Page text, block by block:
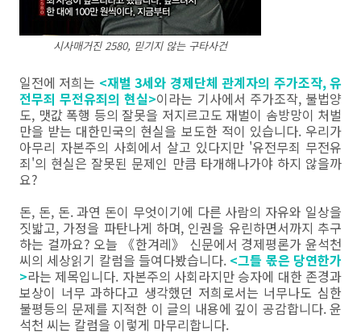
시사매거진 2580, 믿기지 않는 구타사건
일전에 저희는 <재벌 3세와 경제단체 관계자의 주가조작, 유
전무죄 무전유죄의 현실>이라는 기사에서 주가조작, 불법양
도, 맷값 폭행 등의 잘못을 저지르고도 재벌이 솜방망이 처벌
만을 받는 대한민국의 현실을 보도한 적이 있습니다. 우리가
아무리 자본주의 사회에서 살고 있다지만 '유전무죄 무전유
죄'의 현실은 잘못된 문제인 만큼 타개해나가야 하지 않을까
요?
돈, 돈, 돈. 과연 돈이 무엇이기에 다른 사람의 자유와 일상을
짓밟고, 가정을 파탄나게 하며, 인권을 유린하면서까지 추구
하는 걸까요? 오늘 《한겨레》 신문에서 경제평론가 윤석천
씨의 세상읽기 칼럼을 들여다봤습니다. <그들 몫은 당연한가
>라는 제목입니다. 자본주의 사회라지만 승자에 대한 존경과
보상이 너무 과하다고 생각했던 저희로서는 너무나도 심한
불평등의 문제를 지적한 이 글의 내용에 깊이 공감합니다. 윤
석천 씨는 칼럼을 이렇게 마무리합니다.